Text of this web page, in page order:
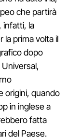
che partirà
infatti, la
la prima volta il
dopo
origini, quando
in inglese a
fatta
del Paese.